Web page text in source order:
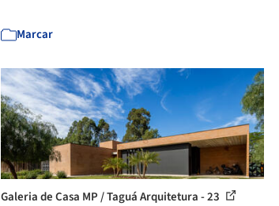
Marcar
Galeria de Casa MP / Taguá Arquitetura - 23